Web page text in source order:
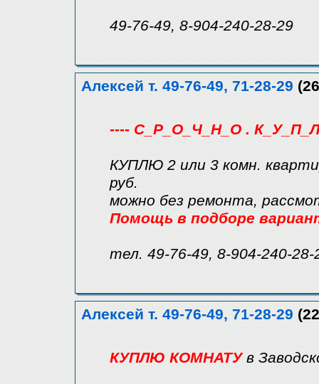
49-76-49, 8-904-240-28-29
Алексей т. 49-76-49, 71-28-29
---- С_Р_О_Ч_Н_О .
КУПЛЮ 2 или 3 комн.
руб.
можно без ремонта,
Помощь в подборе
тел. 49-76-49, 8-904-240-28-
Алексей т. 49-76-49, 71-28-29
КУПЛЮ КОМНАТУв